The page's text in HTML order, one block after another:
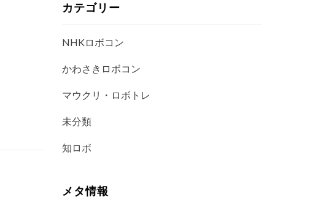
カテゴリー
NHKロボコン
かわさきロボコン
マウクリ・ロボトレ
未分類
知ロボ
メタ情報